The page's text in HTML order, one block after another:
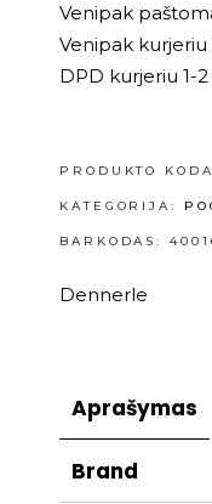
Venipak
Venipak kurjeriu
DPD kurjeriu 1-2
PRODUKTO
KATEGORIJA:
BARKODAS:
Dennerle
Aprašymas
Brand